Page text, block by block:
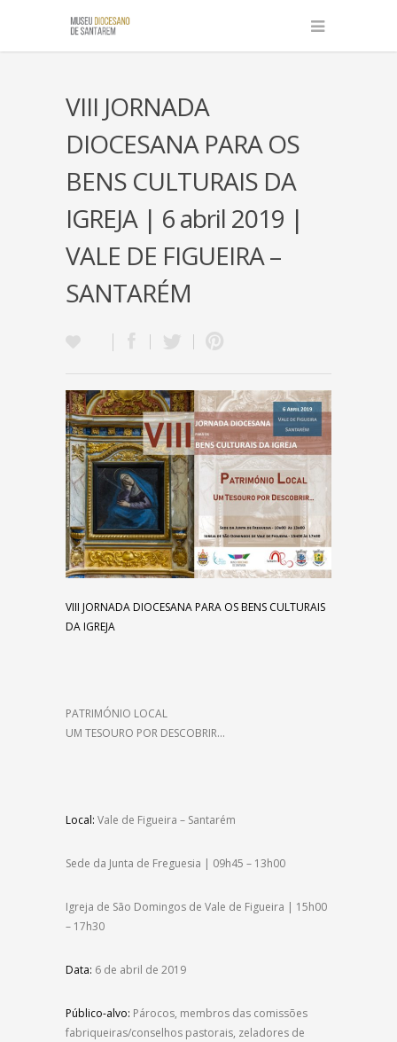
VIII JORNADA
DIOCESANA PARA OS
BENS CULTURAIS DA
IGREJA | 6 abril 2019 |
VALE DE FIGUEIRA –
SANTARÉM
VIII JORNADA DIOCESANA PARA OS BENS CULTURAIS
DA IGREJA
PATRIMÓNIO LOCAL
UM TESOURO POR DESCOBRIR…
Local: Vale de Figueira – Santarém
Sede da Junta de Freguesia | 09h45 – 13h00
Igreja de São Domingos de Vale de Figueira | 15h00
– 17h30
Data: 6 de abril de 2019
Público-alvo: Párocos, membros das comissões
fabriqueiras/conselhos pastorais, zeladores de